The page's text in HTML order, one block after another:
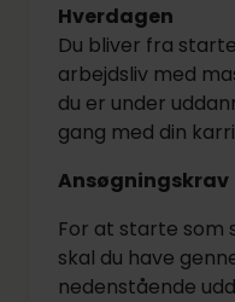
Hverdagen
Du bliver fra
arbejdsliv med
du er under
gang med din
Ansøgningskrav
For at starte som
skal du have
nedenstående